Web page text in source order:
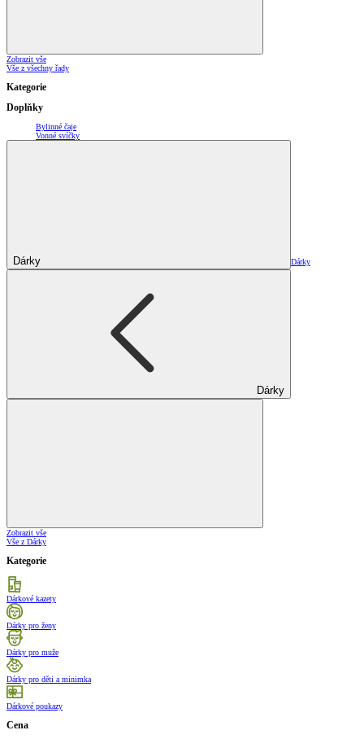
Zobrazit vše
Vše z všechny řady
Kategorie
Doplňky
Bylinné čaje
Vonné svíčky
Dárky Dárky
Dárky
Zobrazit vše
Vše z Dárky
Kategorie
Dárkové kazety
Dárky pro ženy
Dárky pro muže
Dárky pro děti a minimka
Dárkové poukazy
Cena